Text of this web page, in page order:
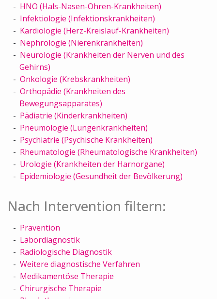
HNO (Hals-Nasen-Ohren-Krankheiten)
Infektiologie (Infektionskrankheiten)
Kardiologie (Herz-Kreislauf-Krankheiten)
Nephrologie (Nierenkrankheiten)
Neurologie (Krankheiten der Nerven und des
Gehirns)
Onkologie (Krebskrankheiten)
Orthopädie (Krankheiten des
Bewegungsapparates)
Pädiatrie (Kinderkrankheiten)
Pneumologie (Lungenkrankheiten)
Psychiatrie (Psychische Krankheiten)
Rheumatologie (Rheumatologische Krankheiten)
Urologie (Krankheiten der Harnorgane)
Epidemiologie (Gesundheit der Bevölkerung)
Nach Intervention filtern:
Prävention
Labordiagnostik
Radiologische Diagnostik
Weitere diagnostische Verfahren
Medikamentöse Therapie
Chirurgische Therapie